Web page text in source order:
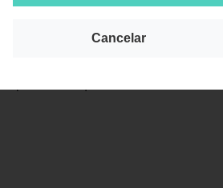
Cancelar
no dia a dia, este conjunto
perfumada que se